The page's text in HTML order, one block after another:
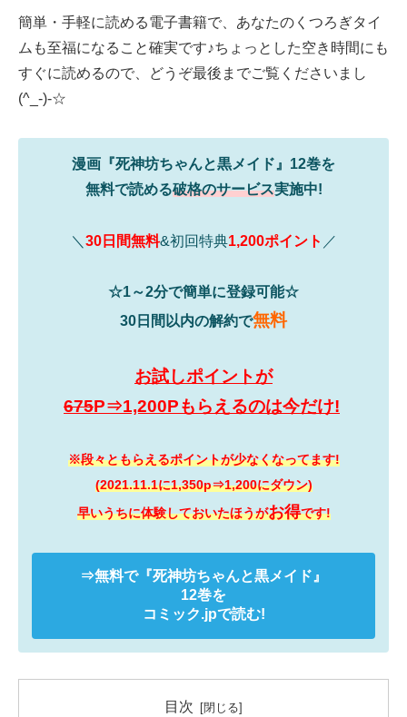
簡単・手軽に読める電子書籍で、あなたのくつろぎタイ
ムも至福になること確実です♪ちょっとした空き時間にも
すぐに読めるので、どうぞ最後までご覧くださいまし
(^_-)-☆
漫画『死神坊ちゃんと黒メイド』12巻を
無料で読める破格のサービス実施中!
＼ 30日間無料&初回特典1,200ポイント ／
☆1～2分で簡単に登録可能☆
30日間以内の解約で無料
お試しポイントが
675P⇒1,200Pもらえるのは今だけ!
※段々ともらえるポイントが少なくなってます!
(2021.11.1に1,350p⇒1,200にダウン)
早いうちに体験しておいたほうがお得です!
⇒無料で『死神坊ちゃんと黒メイド』
12巻を
コミック.jpで読む!
目次